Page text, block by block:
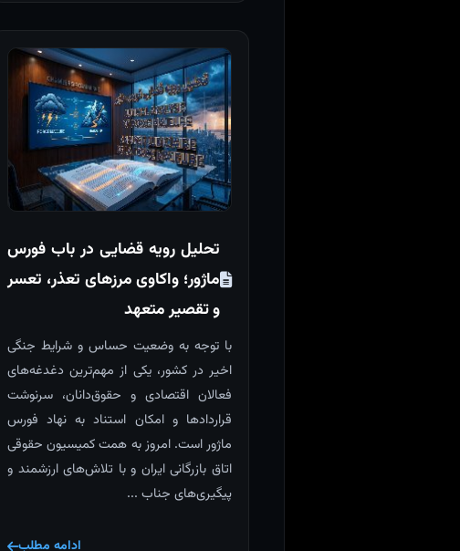
تحلیل رویه قضایی در باب فورس
ماژور؛ واکاوی مرزهای تعذر، تعسر
و تقصیر متعهد
با توجه به وضعیت حساس و شرایط جنگی
اخیر در کشور، یکی از مهم‌ترین دغدغه‌های
فعالان اقتصادی و حقوق‌دانان، سرنوشت
قراردادها و امکان استناد به نهاد فورس
ماژور است. امروز به همت کمیسیون حقوقی
اتاق بازرگانی ایران و با تلاش‌های ارزشمند و
پیگیری‌های جناب ...
ادامه مطلب